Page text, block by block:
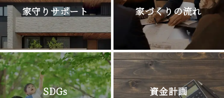
家守りサポート 家づくりの流れ
SDGs 資金計画